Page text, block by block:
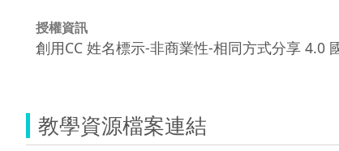
授權資訊
創用CC 姓名標示-非商業性-相同方式分享 4.0
教學資源檔案連結